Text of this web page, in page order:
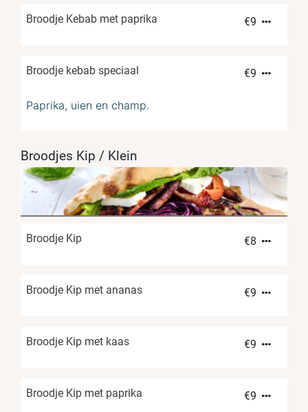
Broodje Kebab met paprika €9
Broodje kebab speciaal €9
Paprika, uien en champ.
Broodjes Kip / Klein
Broodje Kip €8
Broodje Kip met ananas €9
Broodje Kip met kaas €9
Broodje Kip met paprika €9